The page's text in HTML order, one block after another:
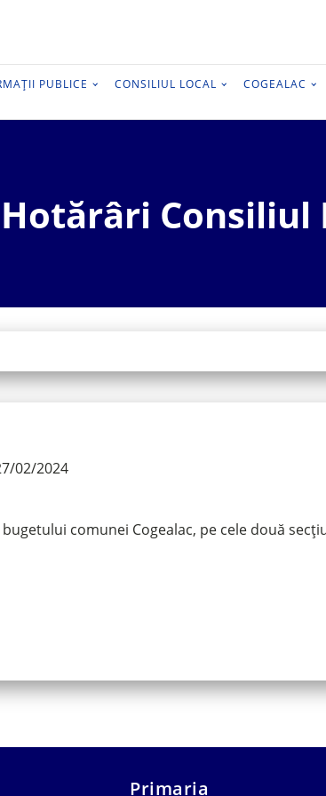
PUBLICE CONSILIUL LOCAL COGEALAC
Hotărâri Consiliul
02/2024
comunei Cogealac, pe cele două
Primaria